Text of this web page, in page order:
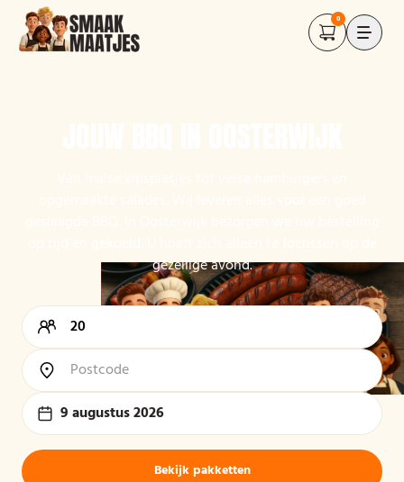
0
gezellige avond.
9 augustus 2026
Bekijk pakketten